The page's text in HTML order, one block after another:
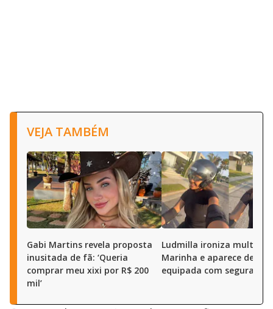
VEJA TAMBÉM
Gabi Martins revela proposta
inusitada de fã: ‘Queria
comprar meu xixi por R$ 200
mil’
Ludmilla ironiza multa da
Marinha e aparece de
equipada com segurança